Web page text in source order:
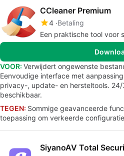
CCleaner Premium
4 Betaling
Een praktische tool voor
VOOR: Verwijdert ongewenste
Eenvoudige interface met
privacy-, update- en hersteltools.
beschikbaar.
TEGEN: Sommige geavanceerde
toepassing om verkeerde
SiyanoAV Total